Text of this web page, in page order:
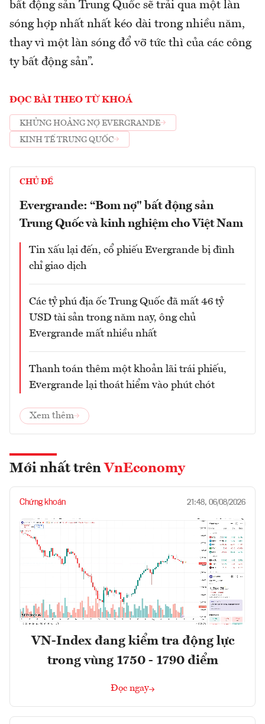
bất động sản Trung Quốc sẽ trải qua một làn
sóng hợp nhất nhất kéo dài trong nhiều năm,
thay vì một làn sóng đổ vỡ tức thì của các công
ty bất động sản”.
ĐỌC BÀI THEO TỪ KHOÁ
KHỦNG HOẢNG NỢ EVERGRANDE
KINH TẾ TRUNG QUỐC
CHỦ ĐỀ
Evergrande: “Bom nợ" bất động sản
Trung Quốc và kinh nghiệm cho Việt Nam
Tin xấu lại đến, cổ phiếu Evergrande bị đình
chỉ giao dịch
Các tỷ phú địa ốc Trung Quốc đã mất 46 tỷ
USD tài sản trong năm nay, ông chủ
Evergrande mất nhiều nhất
Thanh toán thêm một khoản lãi trái phiếu,
Evergrande lại thoát hiểm vào phút chót
Xem thêm
Mới nhất trên VnEconomy
Chứng khoán 21:48, 06/08/2026
VN-Index đang kiểm tra động lực
trong vùng 1750 - 1790 điểm
Đọc ngay